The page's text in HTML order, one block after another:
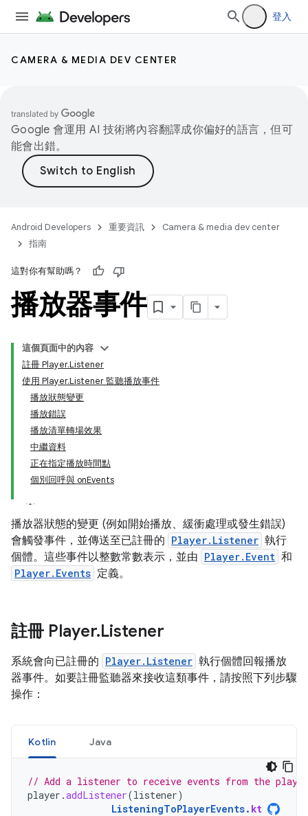
登入
CAMERA & MEDIA DEV CENTER
Google 會運用 AI 技術將內容翻譯成你偏好的語言，但可
能會出錯。
Android Developers 重要資訊
Camera & media dev center
指南
這對你有幫助嗎？
播放器事件
這個頁面中的內容
註冊 Player.Listener
使用 Player.Listener 監聽播放事件
播放狀態變更
播放錯誤
播放清單轉場效果
中繼資料
正在指定播放時間點
個別回呼與 onEvents
播放器狀態的變更 (例如開始播放、緩衝處理或發生錯誤)
會觸發事件，並傳送至已註冊的 Player.Listener 執行
個體。這些事件以整數常數表示，並由 Player.Event 和
Player.Events 定義。
註冊 Player.Listener
系統會向已註冊的 Player.Listener 執行個體回報播放
器事件。如要註冊監聽器來接收這類事件，請按照下列步驟
操作：
Kotlin Java
// Add a listener to receive events from the
player .addListener(listener)
ListeningToPlayerEvents. kt